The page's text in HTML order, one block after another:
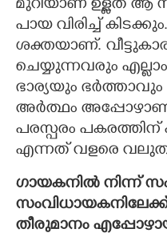
മുറിയാണ് ഉള്ളത്
പായ വിരിച്ച്
ശക്തയാണ്.
ചെയ്യുന്നവരും
ഭാര്യയും
അർത്ഥം അപ്പോഴാണ്
പരസ്പരം പകരത്തിന്
എന്നത് വളരെ
ഗായകനിൽ നിന്ന്
തീരുമാനം